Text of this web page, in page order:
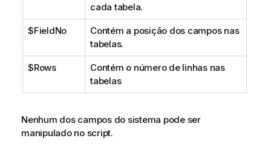
cada tabela.
$FieldNo
Contém a posição dos campos nas
tabelas.
$Rows
Contém o número de linhas nas
tabelas
Nenhum dos campos do sistema pode ser
manipulado no script.